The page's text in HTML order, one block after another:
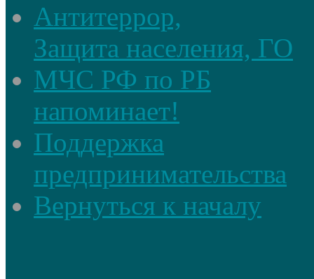
Антитеррор,
Защита населения, ГО
МЧС РФ по РБ
напоминает!
Поддержка
предпринимательства
Вернуться к началу